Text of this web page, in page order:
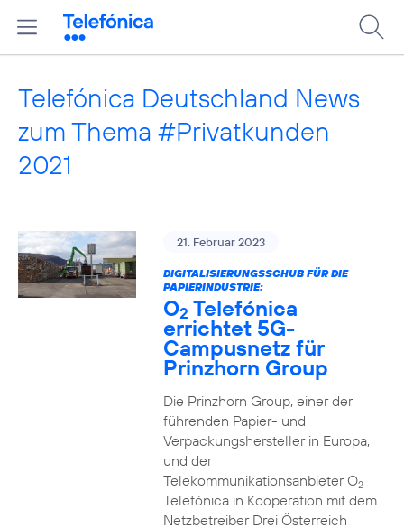
Telefónica Deutschland News
zum Thema #Privatkunden
2021
21. Februar 2023
DIGITALISIERUNGSSCHUB FÜR DIE
PAPIERINDUSTRIE:
O2 Telefónica
errichtet 5G-
Campusnetz für
Prinzhorn Group
Die Prinzhorn Group, einer der
führenden Papier- und
Verpackungshersteller in Europa,
und der
Telekommunikationsanbieter O2
Telefónica in Kooperation mit dem
Netzbetreiber Drei Österreich